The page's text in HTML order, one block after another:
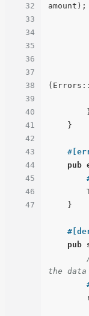
32
33
34
35
36
37
38
39
40
41
42
43
44
45
46
47
amount);
pub
pub
the